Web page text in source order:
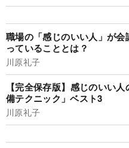
職場の「感じのいい人」が
っていることとは？
川原礼子
【完全保存版】感じのいい
備テクニック」ベスト3
川原礼子